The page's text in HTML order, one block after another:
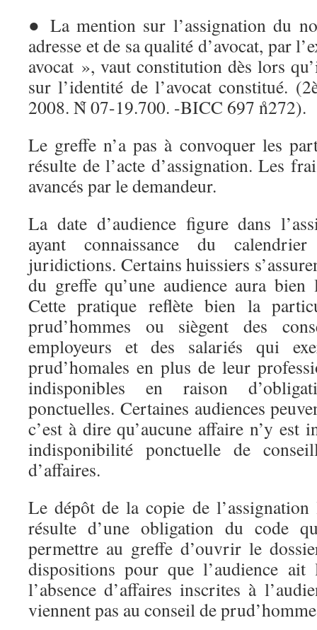
● La mention sur l’assignation du
adresse et de sa qualité d’avocat, par
avocat », vaut constitution dès lors
sur l’identité de l’avocat constitué.
2008. N̊ 07-19.700. -BICC 697 n̊272).
Le greffe n’a pas à convoquer les
résulte de l’acte d’assignation. Les
avancés par le demandeur.
La date d’audience figure dans
ayant connaissance du
juridictions. Certains huissiers
du greffe qu’une audience aura
Cette pratique reflète bien la
prud’hommes ou siègent des
employeurs et des salariés qui
prud’homales en plus de leur
indisponibles en raison
ponctuelles. Certaines audiences
c’est à dire qu’aucune affaire n’y est
indisponibilité ponctuelle de
d’affaires.
Le dépôt de la copie de
résulte d’une obligation du code
permettre au greffe d’ouvrir le
dispositions pour que l’audience
l’absence d’affaires inscrites à
viennent pas au conseil de